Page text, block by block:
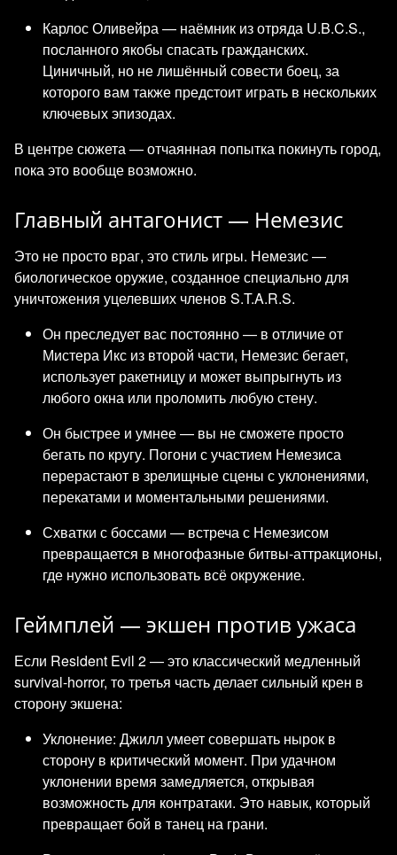
Карлос Оливейра — наёмник из отряда U.B.C.S.,
посланного якобы спасать гражданских.
Циничный, но не лишённый совести боец, за
которого вам также предстоит играть в нескольких
ключевых эпизодах.
В центре сюжета — отчаянная попытка покинуть город,
пока это вообще возможно.
Главный антагонист — Немезис
Это не просто враг, это стиль игры. Немезис —
биологическое оружие, созданное специально для
уничтожения уцелевших членов S.T.A.R.S.
Он преследует вас постоянно — в отличие от
Мистера Икс из второй части, Немезис бегает,
использует ракетницу и может выпрыгнуть из
любого окна или проломить любую стену.
Он быстрее и умнее — вы не сможете просто
бегать по кругу. Погони с участием Немезиса
перерастают в зрелищные сцены с уклонениями,
перекатами и моментальными решениями.
Схватки с боссами — встреча с Немезисом
превращается в многофазные битвы-аттракционы,
где нужно использовать всё окружение.
Геймплей — экшен против ужаса
Если Resident Evil 2 — это классический медленный
survival-horror, то третья часть делает сильный крен в
сторону экшена:
Уклонение: Джилл умеет совершать нырок в
сторону в критический момент. При удачном
уклонении время замедляется, открывая
возможность для контратаки. Это навык, который
превращает бой в танец на грани.